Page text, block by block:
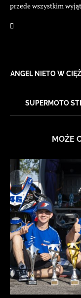
przede wszystkim
ANGEL NIETO W
SUPERMOTO
MOŻE